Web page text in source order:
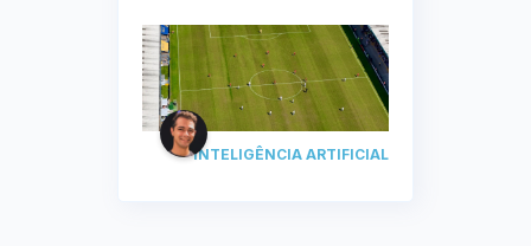
INTELIGÊNCIA ARTIFICIAL